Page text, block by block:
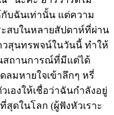
บฉันเท่านั้น แต่ความ
สบในหลายสัปดาห์ที่ผ่าน
สุนทรพจน์ในวันนี้ ทำให้
สถานการณ์ที่มีแต่ได้
ลมหายใจเข้าลึกๆ หรี่
องให้เชื่อว่าฉันกำลังอยู่
ดในโลก (ผู้ฟังหัวเราะ